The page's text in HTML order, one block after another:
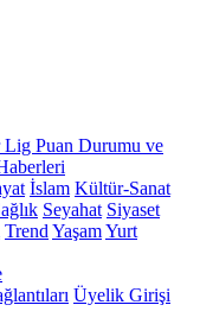
Lig Puan Durumu ve
İslam Kültür-Sanat
Seyahat Siyaset
Trend YaşamYurt
Üyelik Girişi